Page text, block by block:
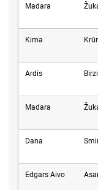
Madara
Kima
Ardis
Madara
Dana
Edgars Aivo